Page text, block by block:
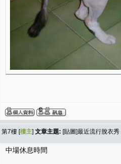
第7樓 [樓主] 文章主題: [貼圖]最近流行脫衣秀
中場休息時間